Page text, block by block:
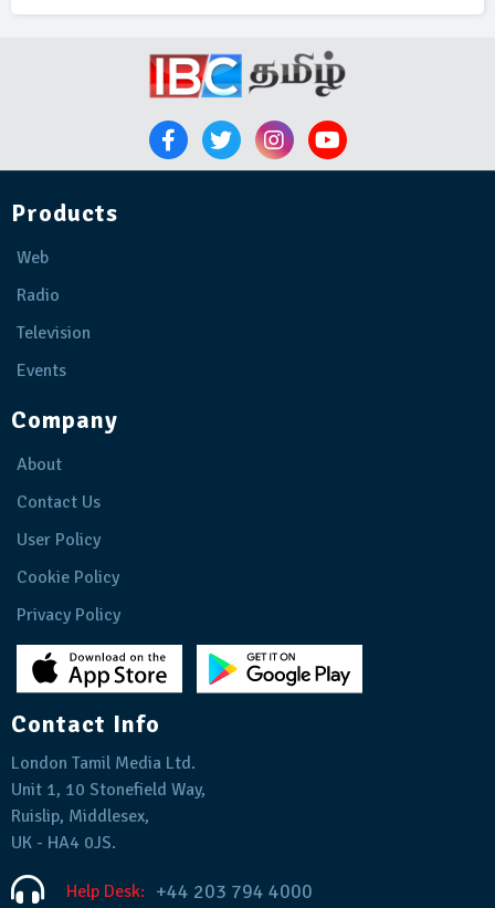
Products
Web
Radio
Television
Events
Company
About
Contact Us
User Policy
Cookie Policy
Privacy Policy
Contact Info
London Tamil Media Ltd.
Unit 1, 10 Stonefield Way,
Ruislip, Middlesex,
UK - HA4 0JS.
Help Desk: +44 203 794 4000